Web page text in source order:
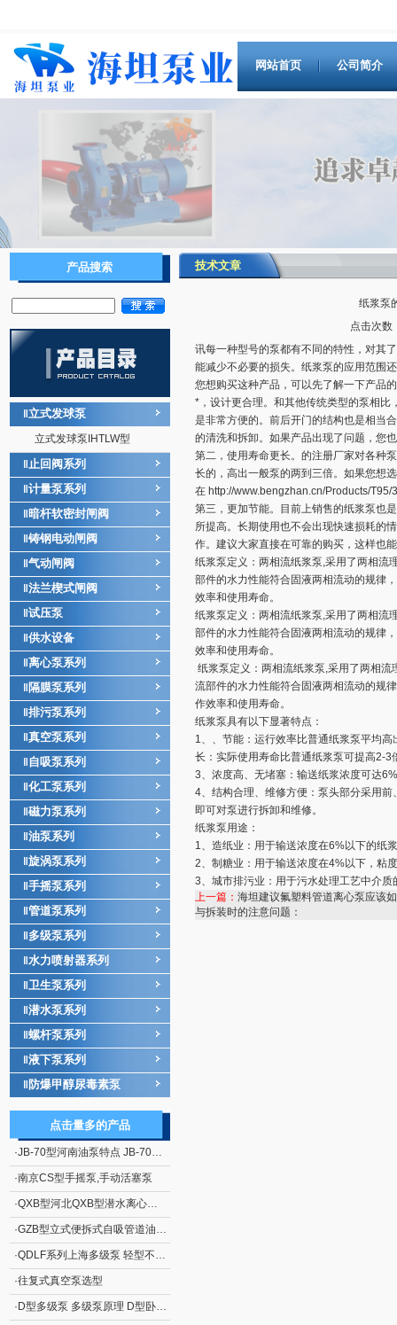
网站首页 公司简介
产品搜索
立式发球泵
立式发球泵IHTLW型
止回阀系列
计量泵系列
暗杆软密封闸阀
铸钢电动闸阀
气动闸阀
法兰楔式闸阀
试压泵
供水设备
离心泵系列
隔膜泵系列
排污泵系列
真空泵系列
自吸泵系列
化工泵系列
磁力泵系列
油泵系列
旋涡泵系列
手摇泵系列
管道泵系列
多级泵系列
水力喷射器系列
卫生泵系列
潜水泵系列
螺杆泵系列
液下泵系列
防爆甲醇尿毒素泵
点击量多的产品
·JB-70型河南油泵特点 JB-70型电动、手摇二用计量加油泵
·南京CS型手摇泵,手动活塞泵
·QXB型河北QXB型潜水离心式曝气机
·GZB型立式便拆式自吸管道油泵GZB型立式自吸泵
·QDLF系列上海多级泵 轻型不锈钢立式多级离心泵
·往复式真空泵选型
· D型多级泵 多级泵原理 D型卧式分段式清水多级泵
技术文章
纸浆泵
点击次数
讯每一种型号的泵都有不同的特性，对其
能减少不必要的损失。纸浆泵的应用范围
您想购买这种产品，可以先了解一下产品
*，设计更合理。和其他传统类型的泵相
是非常方便的。前后开门的结构也是相当
的清洗和拆卸。如果产品出现了问题，您
第二，使用寿命更长。的注册厂家对各种
长的，高出一般泵的两到三倍。如果您想
在 http://www.bengzhan.cn/Products/T95/
第三，更加节能。目前上销售的纸浆泵也
所提高。长期使用也不会出现快速损耗的
作。建议大家直接在可靠的购买，这样也
纸浆泵定义：两相流纸浆泵,采用了两相流
部件的水力性能符合固液两相流动的规律
效率和使用寿命。
纸浆泵定义：两相流纸浆泵,采用了两相流
部件的水力性能符合固液两相流动的规律
效率和使用寿命。
纸浆泵定义：两相流纸浆泵,采用了两相流
流部件的水力性能符合固液两相流动的规
作效率和使用寿命。
纸浆泵具有以下显著特点：
1、、节能：运行效率比普通纸浆泵平均
长：实际使用寿命比普通纸浆泵可提高2-3
3、浓度高、无堵塞：输送纸浆浓度可达
4、结构合理、维修方便：泵头部分采用
即可对泵进行拆卸和维修。
纸浆泵用途：
1、造纸业：用于输送浓度在6%以下的纸
2、制糖业：用于输送浓度在4%以下，粘
3、城市排污业：用于污水处理工艺中介
上一篇： 海坦建议氟塑料管道离心泵应该
与拆装时的注意问题：